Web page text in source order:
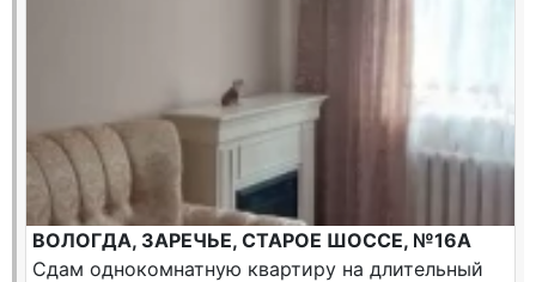
ВОЛОГДА, ЗАРЕЧЬЕ, СТАРОЕ ШОССЕ, №16А
Сдам однокомнатную квартиру на длительный